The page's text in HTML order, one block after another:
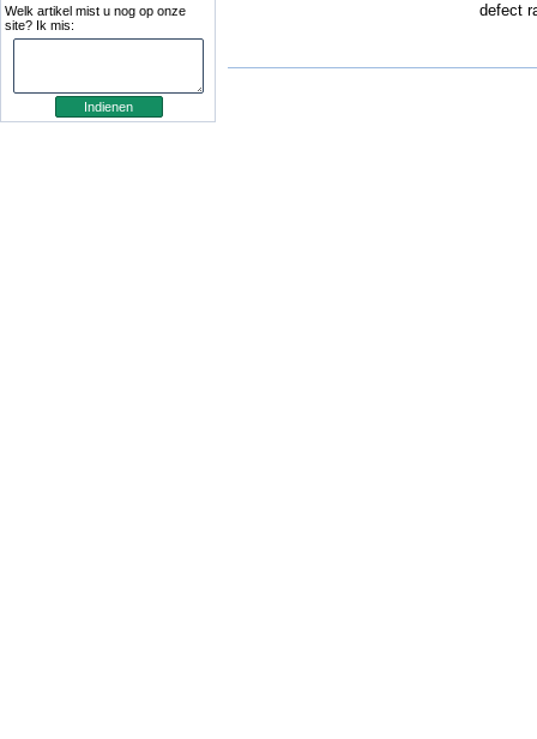
Welk artikel mist u nog op onze
site? Ik mis:
defect